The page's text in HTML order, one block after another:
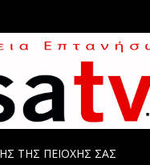
ΤΗΣ ΠΕΙΟΧΗΣ ΣΑΣ